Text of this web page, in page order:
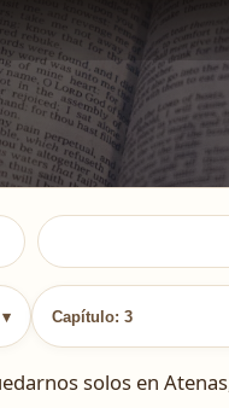
▾ Capítulo: 3
solos en